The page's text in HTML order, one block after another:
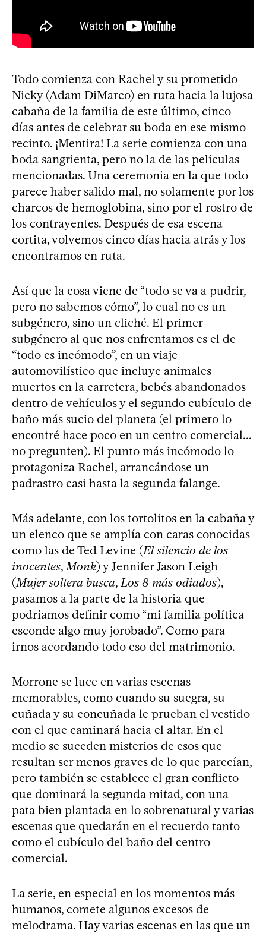
Todo comienza con Rachel y su prometido
Nicky (Adam DiMarco) en ruta hacia la lujosa
cabaña de la familia de este último, cinco
días antes de celebrar su boda en ese mismo
recinto. ¡Mentira! La serie comienza con una
boda sangrienta, pero no la de las películas
mencionadas. Una ceremonia en la que todo
parece haber salido mal, no solamente por los
charcos de hemoglobina, sino por el rostro de
los contrayentes. Después de esa escena
cortita, volvemos cinco días hacia atrás y los
encontramos en ruta.
Así que la cosa viene de “todo se va a pudrir,
pero no sabemos cómo”, lo cual no es un
subgénero, sino un cliché. El primer
subgénero al que nos enfrentamos es el de
“todo es incómodo”, en un viaje
automovilístico que incluye animales
muertos en la carretera, bebés abandonados
dentro de vehículos y el segundo cubículo de
baño más sucio del planeta (el primero lo
encontré hace poco en un centro comercial...
no pregunten). El punto más incómodo lo
protagoniza Rachel, arrancándose un
padrastro casi hasta la segunda falange.
Más adelante, con los tortolitos en la cabaña y
un elenco que se amplía con caras conocidas
como las de Ted Levine (El silencio de los
inocentes, Monk) y Jennifer Jason Leigh
(Mujer soltera busca, Los 8 más odiados),
pasamos a la parte de la historia que
podríamos definir como “mi familia política
esconde algo muy jorobado”. Como para
irnos acordando todo eso del matrimonio.
Morrone se luce en varias escenas
memorables, como cuando su suegra, su
cuñada y su concuñada le prueban el vestido
con el que caminará hacia el altar. En el
medio se suceden misterios de esos que
resultan ser menos graves de lo que parecían,
pero también se establece el gran conflicto
que dominará la segunda mitad, con una
pata bien plantada en lo sobrenatural y varias
escenas que quedarán en el recuerdo tanto
como el cubículo del baño del centro
comercial.
La serie, en especial en los momentos más
humanos, comete algunos excesos de
melodrama. Hay varias escenas en las que un